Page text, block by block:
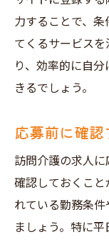
力することで、
てくるサービス
り、効率的に自
きるでしょう。
応募前に確
訪問介護の求人
確認しておくこと
れている勤務条
ましょう。特に